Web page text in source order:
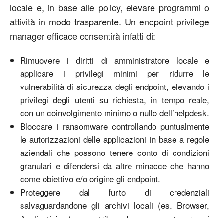
locale e, in base alle policy, elevare programmi o
attività in modo trasparente. Un endpoint privilege
manager efficace consentirà infatti di:
Rimuovere i diritti di amministratore locale e
applicare i privilegi minimi per ridurre le
vulnerabilità di sicurezza degli endpoint, elevando i
privilegi degli utenti su richiesta, in tempo reale,
con un coinvolgimento minimo o nullo dell’helpdesk.
Bloccare i ransomware controllando puntualmente
le autorizzazioni delle applicazioni in base a regole
aziendali che possono tenere conto di condizioni
granulari e difendersi da altre minacce che hanno
come obiettivo e/o origine gli endpoint.
Proteggere dal furto di credenziali
salvaguardandone gli archivi locali (es. Browser,